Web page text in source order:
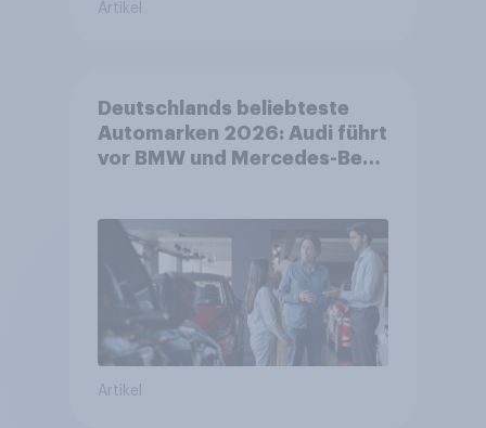
Artikel
Deutschlands beliebteste
Automarken 2026: Audi führt
vor BMW und Mercedes-Benz
Artikel